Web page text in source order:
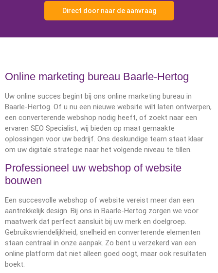
Direct door naar de aanvraag
Online marketing bureau Baarle-Hertog
Uw online succes begint bij ons online marketing bureau in
Baarle-Hertog. Of u nu een nieuwe website wilt laten ontwerpen,
een converterende webshop nodig heeft, of zoekt naar een
ervaren SEO Specialist, wij bieden op maat gemaakte
oplossingen voor uw bedrijf. Ons deskundige team staat klaar
om uw digitale strategie naar het volgende niveau te tillen.
Professioneel uw webshop of website
bouwen
Een succesvolle webshop of website vereist meer dan een
aantrekkelijk design. Bij ons in Baarle-Hertog zorgen we voor
maatwerk dat perfect aansluit bij uw merk en doelgroep.
Gebruiksvriendelijkheid, snelheid en converterende elementen
staan centraal in onze aanpak. Zo bent u verzekerd van een
online platform dat niet alleen goed oogt, maar ook resultaten
boekt.